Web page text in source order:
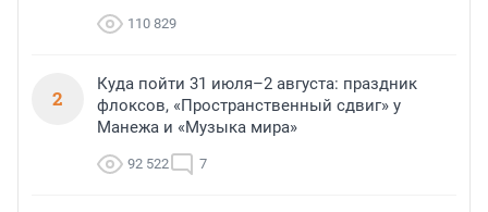
110 829
2
Куда пойти 31 июля–2 августа: праздник
флоксов, «Пространственный сдвиг» у
Манежа и «Музыка мира»
92 522 7